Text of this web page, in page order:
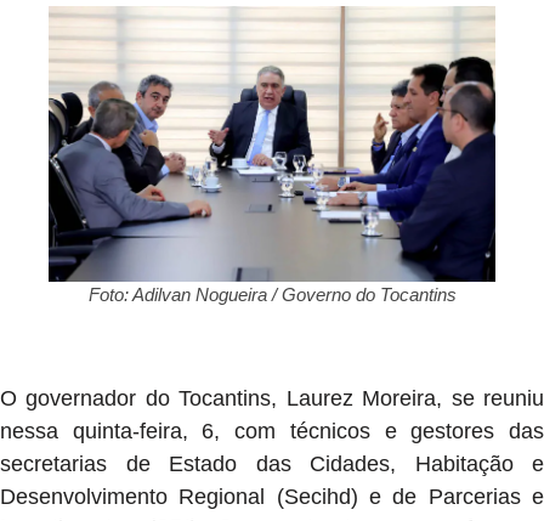
Foto: Adilvan Nogueira / Governo do Tocantins
O governador do Tocantins, Laurez Moreira, se reuniu
nessa quinta-feira, 6, com técnicos e gestores das
secretarias de Estado das Cidades, Habitação e
Desenvolvimento Regional (Secihd) e de Parcerias e